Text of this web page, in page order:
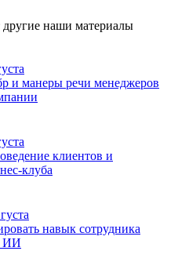
наши материалы
и манеры речи менеджеров
клиентов и
клуба
навык сотрудника
ИИ